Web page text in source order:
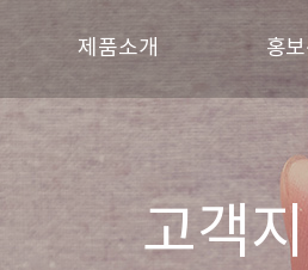
제품소개
브랜드
신선제품
육가공제품
홍
참프
참프
레
고객